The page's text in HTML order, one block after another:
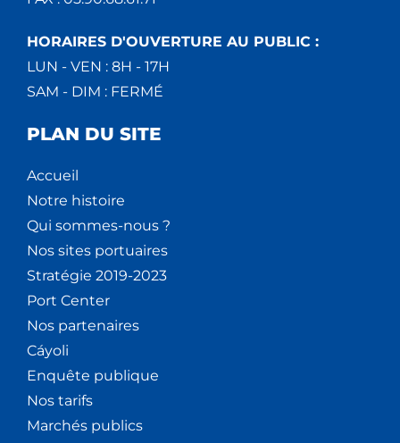
HORAIRES D'OUVERTURE AU PUBLIC :
LUN - VEN : 8H - 17H
SAM - DIM : FERMÉ
PLAN DU SITE
Accueil
Notre histoire
Qui sommes-nous ?
Nos sites portuaires
Stratégie 2019-2023
Port Center
Nos partenaires
Cáyoli
Enquête publique
Nos tarifs
Marchés publics